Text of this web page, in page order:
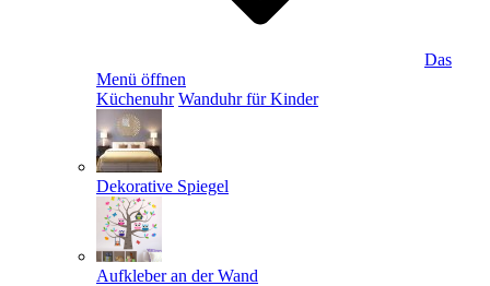
Das
Menü öffnen
Küchenuhr Wanduhr für Kinder
Dekorative Spiegel
Aufkleber an der Wand